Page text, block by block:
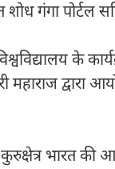
गंगा पोर्टल
के
महाराज
भारत